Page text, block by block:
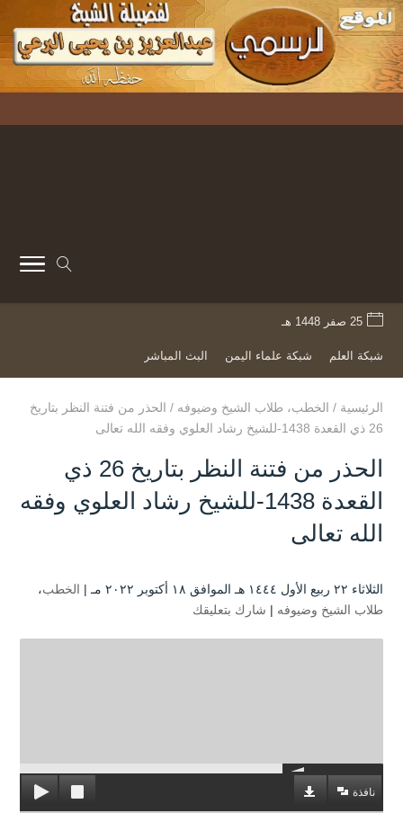
25 صفر 1448 هـ
شبكة العلم شبكة علماء اليمن البث المباشر
الرئيسية / الخطب، طلاب الشيخ وضيوفه / الحذر من فتنة النظر بتاريخ
26 ذي القعدة 1438-للشيخ رشاد العلوي وفقه الله تعالى
الحذر من فتنة النظر بتاريخ 26 ذي
القعدة 1438-للشيخ رشاد العلوي وفقه
الله تعالى
الثلاثاء ۲۲ ربيع الأول ۱٤٤٤ هـ الموافق ۱۸ أكتوبر ۲۰۲۲ مـ | الخطب،
طلاب الشيخ وضيوفه | شارك بتعليقك
نافذة